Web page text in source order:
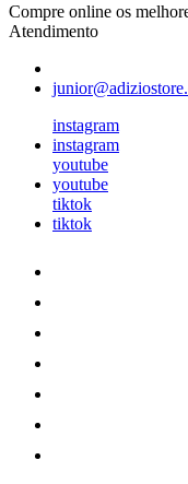
Compre online os
Atendimento
instagram
instagram
youtube
youtube
tiktok
tiktok